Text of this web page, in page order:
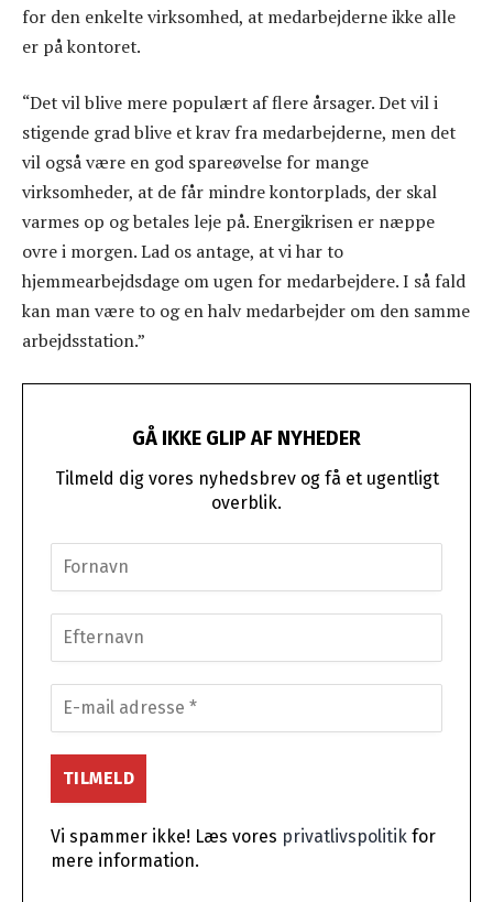
for den enkelte virksomhed, at medarbejderne ikke alle
er på kontoret.
“Det vil blive mere populært af flere årsager. Det vil i
stigende grad blive et krav fra medarbejderne, men det
vil også være en god spareøvelse for mange
virksomheder, at de får mindre kontorplads, der skal
varmes op og betales leje på. Energikrisen er næppe
ovre i morgen. Lad os antage, at vi har to
hjemmearbejdsdage om ugen for medarbejdere. I så fald
kan man være to og en halv medarbejder om den samme
arbejdsstation.”
GÅ IKKE GLIP AF NYHEDER
Tilmeld dig vores nyhedsbrev og få et ugentligt
overblik.
Vi spammer ikke! Læs vores privatlivspolitik for
mere information.